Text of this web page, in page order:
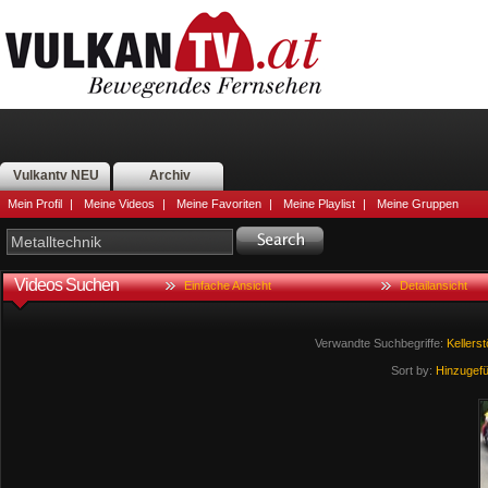
Vulkantv NEU Archiv
Mein Profil | Meine Videos | Meine Favoriten | Meine Playlist | Meine Gruppen
Videos Suchen Einfache Ansicht Detailansicht
Verwandte Suchbegriffe:
Sort by: